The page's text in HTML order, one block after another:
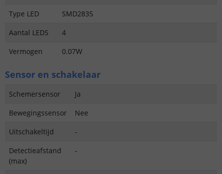
Type LED
SMD2835
Aantal LEDS
4
Vermogen
0.07W
Sensor en schakelaar
Schemersensor
Ja
Bewegingssensor
Nee
Uitschakeltijd
-
Detectieafstand
(max)
-